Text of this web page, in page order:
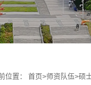
位置： 首页>师资队伍>硕